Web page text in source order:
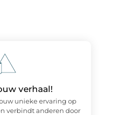
verhaal!
unieke ervaring op
verbindt anderen door